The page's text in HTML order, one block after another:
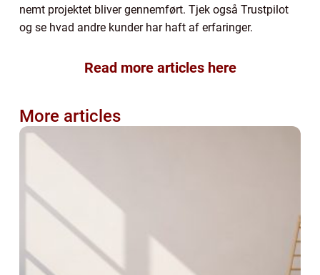
nemt projektet bliver gennemført. Tjek også Trustpilot
og se hvad andre kunder har haft af erfaringer.
Read more articles here
More articles